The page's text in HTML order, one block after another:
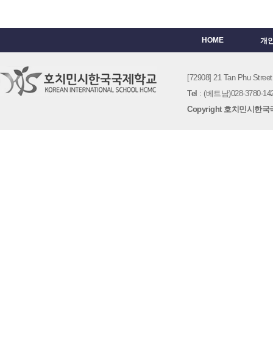
HOME 개
[72908] 21 Tan Phu
Tel : (베트남)028-3780-
Copyright 호치민시한국